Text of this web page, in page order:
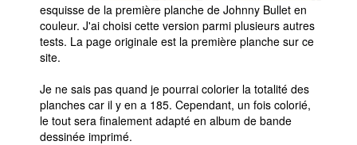
esquisse de la première planche de Johnny Bullet en
couleur. J'ai choisi cette version parmi plusieurs autres
tests. La page originale est la première planche sur ce
site.
Je ne sais pas quand je pourrai colorier la totalité des
planches car il y en a 185. Cependant, un fois colorié,
le tout sera finalement adapté en album de bande
dessinée imprimé.